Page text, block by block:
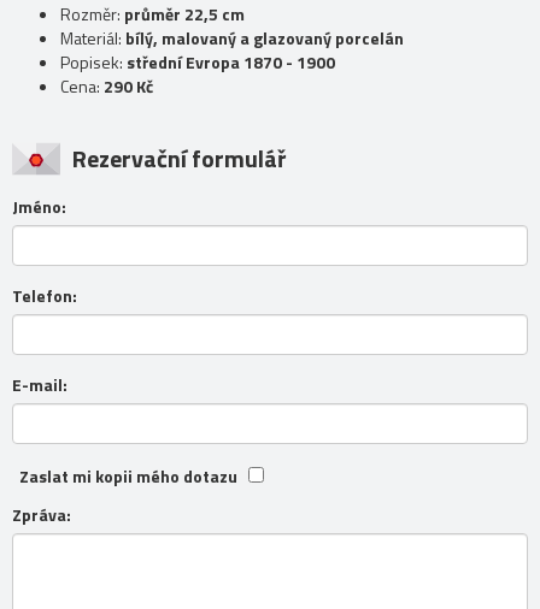
Rozměr: průměr 22,5 cm
Materiál: bílý, malovaný a glazovaný porcelán
Popisek: střední Evropa 1870 - 1900
Cena: 290 Kč
Rezervační formulář
Jméno:
Telefon:
E-mail:
Zaslat mi kopii mého dotazu
Zpráva: